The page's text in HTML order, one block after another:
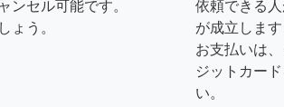
ンセル可能です。
ょう。
依頼できる
が成立しま
お支払いは
ジットカー
い。